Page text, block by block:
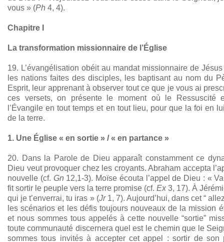
vous » (Ph 4, 4).
Chapitre I
La transformation missionnaire de l’Église
19. L’évangélisation obéit au mandat missionnaire de
les nations faites des disciples, les baptisant au nom du
Esprit, leur apprenant à observer tout ce que je vous ai
ces versets, on présente le moment où le Ressuscité
l’Évangile en tout temps et en tout lieu, pour que la foi en
de la terre.
1. Une Église « en sortie » / « en partance »
20. Dans la Parole de Dieu apparaît constamment ce
Dieu veut provoquer chez les croyants. Abraham accepta
nouvelle (cf. Gn 12,1-3). Moïse écouta l’appel de Dieu : «
fit sortir le peuple vers la terre promise (cf. Ex 3, 17). À
qui je t’enverrai, tu iras » (Jr1, 7). Aujourd’hui, dans cet “
les scénarios et les défis toujours nouveaux de la mission
et nous sommes tous appelés à cette nouvelle “sortie”
toute communauté discernera quel est le chemin que le
sommes tous invités à accepter cet appel : sortir de son